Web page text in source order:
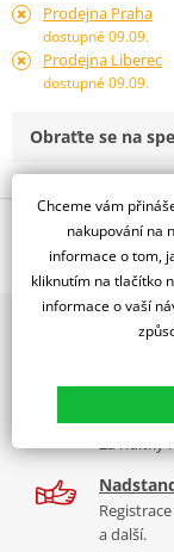
Prodejna Praha
dostupné 09.09.
Prodejna Liberec
dostupné 09.09.
Obraťte se na
Popis a parametry
Jsme
dealer značky
Honda X-ADV 750
Padací rámy
motocyklu.
Vyráběné z
"Testováno
Cena za pár
Montážní list
2x
díly, to
Více než
Za řídítky
a další.
Chceme vám
nakupování na
informace o tom,
kliknutím na tlačítko
informace o vaší